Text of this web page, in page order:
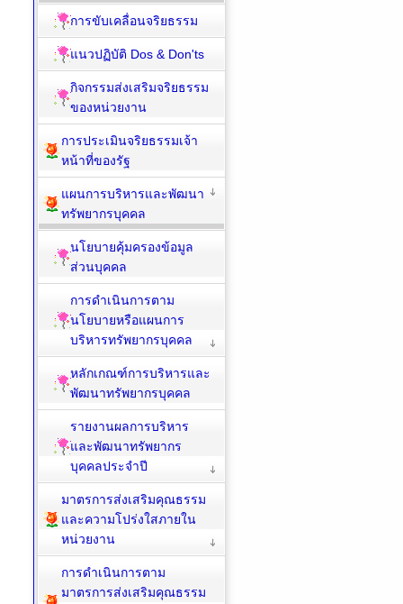
การขับเคลื่อนจริยธรรม
แนวปฏิบัติ Dos & Don'ts
กิจกรรมส่งเสริมจริยธรรม
ของหน่วยงาน
การประเมินจริยธรรมเจ้า
หน้าที่ของรัฐ
แผนการบริหารและพัฒนา
ทรัพยากรบุคคล
นโยบายคุ้มครองข้อมูล
ส่วนบุคคล
การดำเนินการตาม
นโยบายหรือแผนการ
บริหารทรัพยากรบุคคล
หลักเกณฑ์การบริหารและ
พัฒนาทรัพยากรบุคคล
รายงานผลการบริหาร
และพัฒนาทรัพยากร
บุคคลประจำปี
มาตรการส่งเสริมคุณธรรม
และความโปร่งใสภายใน
หน่วยงาน
การดำเนินการตาม
มาตรการส่งเสริมคุณธรรม